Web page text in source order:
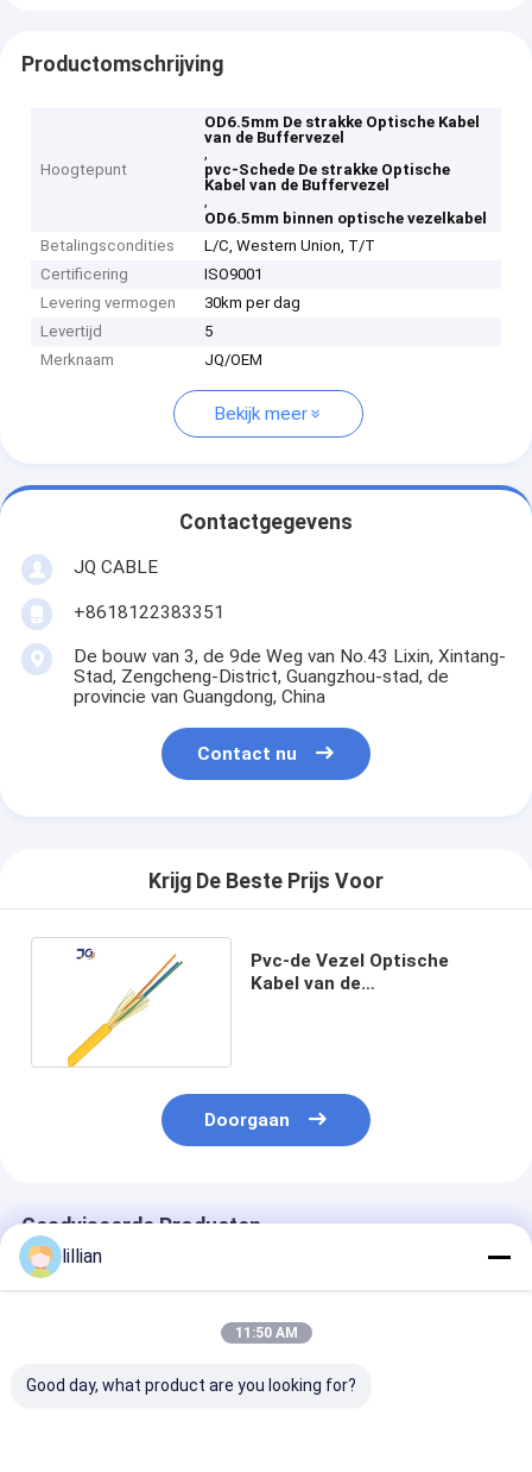
Productomschrijving
Hoogtepunt
OD6.5mm De strakke Optische Kabel
van de Buffervezel
,
pvc-Schede De strakke Optische
Kabel van de Buffervezel
,
OD6.5mm binnen optische vezelkabel
Betalingscondities
L/C, Western Union, T/T
Certificering
ISO9001
Levering vermogen
30km per dag
Levertijd
5
Merknaam
JQ/OEM
Bekijk meer
Contactgegevens
JQ CABLE
+8618122383351
De bouw van 3, de 9de Weg van No.43 Lixin, Xintang-
Stad, Zengcheng-District, Guangzhou-stad, de
provincie van Guangdong, China
Contact nu
Krijg De Beste Prijs Voor
Pvc-de Vezel Optische
Kabel van de
Doorgaan
Geadviseerde Producten
lillian
11:50 AM
Good day, what product are you looking for?